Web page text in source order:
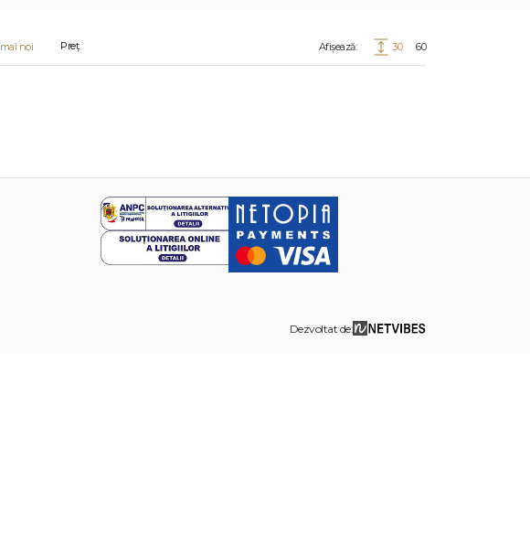
noi Preț Afișează: 30 60
Dezvoltat de: